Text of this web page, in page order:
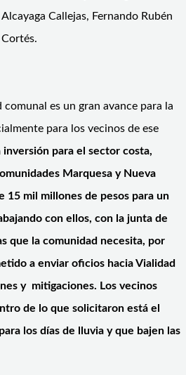
Callejas, Fernando Rubén
es un gran avance para la
para los vecinos de ese
inversión para el sector costa,
Marquesa y Nueva
15 mil millones de pesos para un
con ellos, con la junta de
que la comunidad necesita, por
a enviar oficios hacia Vialidad
y mitigaciones. Los vecinos
de lo que solicitaron está el
los días de lluvia y que bajen las